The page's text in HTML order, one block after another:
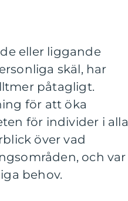
eller liggande
skäl, har
påtagligt.
för att öka
för individer i alla
över vad
och var
behov.